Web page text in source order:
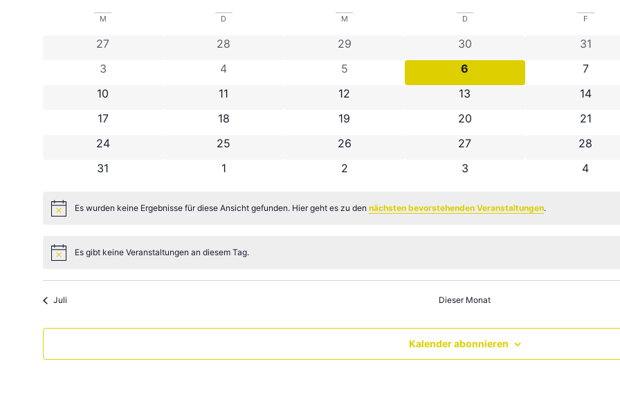
Kalender
Veranstaltungen
M D M DDONNERSTAG F
0 Veranstaltungen
27 0 Veranstaltungen
28 0 Veranstaltungen
29 0 Veranstaltungen
30 0
31
0 Veranstaltungen
3 0 Veranstaltungen
4 0 Veranstaltungen
5 0 Veranstaltungen
6 0
7
0 Veranstaltungen
10 0 Veranstaltungen
11 0 Veranstaltungen
12 0 Veranstaltungen
13 0
14
0 Veranstaltungen
17 0 Veranstaltungen
18 0 Veranstaltungen
19 0 Veranstaltungen
20 0
21
0 Veranstaltungen
24 0 Veranstaltungen
25 0 Veranstaltungen
26 0 Veranstaltungen
27 0
28
0 Veranstaltungen
31 0 Veranstaltungen
1 0 Veranstaltungen
2 0 Veranstaltungen
3 0
4
HinweisEs wurden keine Ergebnisse für diese Ansicht gefunden. Hier geht es zu den nächsten bevorstehenden Veranstaltungen.
HinweisEs gibt keine Veranstaltungen an diesem Tag.
Juli Dieser Monat
Kalender abonnieren